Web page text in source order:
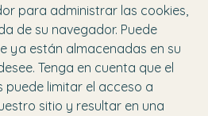
para administrar las cookies,
de su navegador. Puede
ya están almacenadas en su
Tenga en cuenta que el
puede limitar el acceso a
sitio y resultar en una